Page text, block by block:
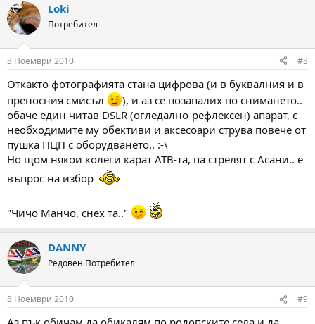
Loki
Потребител
8 Ноември 2010 #8
Откакто фотографията стана цифрова (и в буквалния и в
преносния смисъл
), и аз се позапалих по снимането..
обаче един читав DSLR (огледално-рефлексен) апарат, с
необходимите му обективи и аксесоари струва повече от
пушка ПЦП с оборудването.. :-\
Но щом някои колеги карат АТВ-та, па стрелят с Асани.. е
въпрос на избор
"Чичо Манчо, снех та.."
DANNY
Редовен Потребител
8 Ноември 2010 #9